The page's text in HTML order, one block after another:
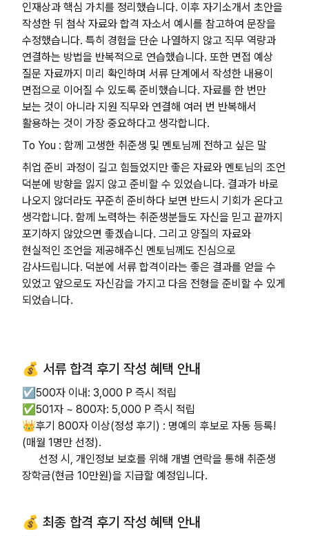
인재상과 핵심 가치를 정리했습니다. 이후 자기소개서 초안을
작성한 뒤 첨삭 자료와 합격 자소서 예시를 참고하여 문장을
수정했습니다. 특히 경험을 단순 나열하지 않고 직무 역량과
연결하는 방법을 반복적으로 연습했습니다. 또한 면접 예상
질문 자료까지 미리 확인하며 서류 단계에서 작성한 내용이
면접으로 이어질 수 있도록 준비했습니다. 자료를 한 번만
보는 것이 아니라 지원 직무와 연결해 여러 번 반복해서
활용하는 것이 가장 중요하다고 생각합니다.
To You : 함께 고생한 취준생 및 멘토님께 전하고 싶은 말
취업 준비 과정이 길고 힘들었지만 좋은 자료와 멘토님의 조언
덕분에 방향을 잃지 않고 준비할 수 있었습니다. 결과가 바로
나오지 않더라도 꾸준히 준비하다 보면 반드시 기회가 온다고
생각합니다. 함께 노력하는 취준생분들도 자신을 믿고 끝까지
포기하지 않았으면 좋겠습니다. 그리고 양질의 자료와
현실적인 조언을 제공해주신 멘토님께도 진심으로
감사드립니다. 덕분에 서류 합격이라는 좋은 결과를 얻을 수
있었고 앞으로도 자신감을 가지고 다음 전형을 준비할 수 있게
되었습니다.
💰 서류 합격 후기 작성 혜택 안내
☑️500자 이내: 3,000 P 즉시 적립
✅501자 ~ 800자: 5,000 P 즉시 적립
👑후기 800자 이상(정성 후기) : 명예의 후보로 자동 등록!
(매월 1명만 선정).
선정 시, 개인정보 보호를 위해 개별 연락을 통해 취준생
장학금(현금 10만원)을 지급할 예정입니다.
💰 최종 합격 후기 작성 혜택 안내